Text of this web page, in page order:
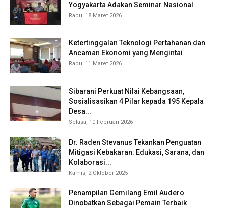
Yogyakarta Adakan Seminar Nasional
Rabu, 18 Maret 2026
Ketertinggalan Teknologi Pertahanan dan
Ancaman Ekonomi yang Mengintai
Rabu, 11 Maret 2026
Sibarani Perkuat Nilai Kebangsaan,
Sosialisasikan 4 Pilar kepada 195 Kepala
Desa...
Selasa, 10 Februari 2026
Dr. Raden Stevanus Tekankan Penguatan
Mitigasi Kebakaran: Edukasi, Sarana, dan
Kolaborasi...
Kamis, 2 Oktober 2025
Penampilan Gemilang Emil Audero
Dinobatkan Sebagai Pemain Terbaik